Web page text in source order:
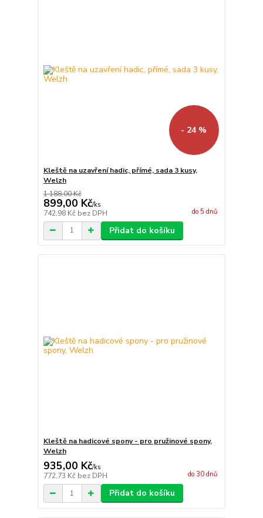
- 24 %
Kleště na uzavření hadic, přímé, sada 3 kusy,
Welzh
1 188,00 Kč
899,00 Kč/ks
742,98 Kč bez DPH do 5 dnů
Přidat do košíku
Kleště na hadicové spony - pro pružinové spony,
Welzh
935,00 Kč/ks
772,73 Kč bez DPH do 30 dnů
Přidat do košíku